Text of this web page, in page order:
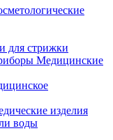
для стрижки
Медицинские
изделия
воды